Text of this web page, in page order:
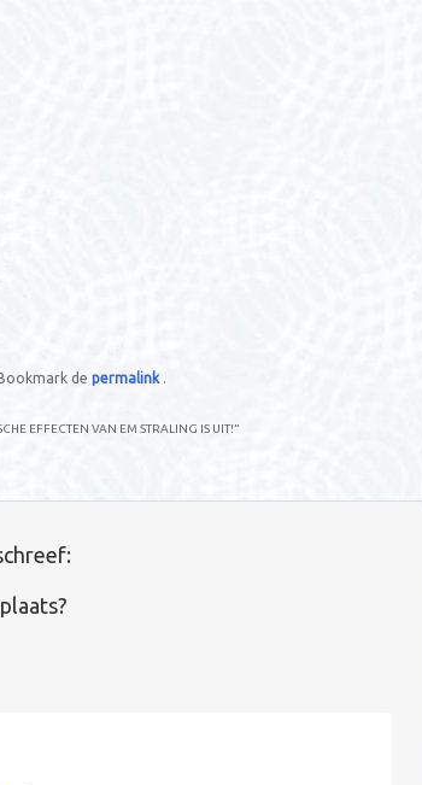
de permalink .
EFFECTEN VAN EM STRALING IS UIT!”